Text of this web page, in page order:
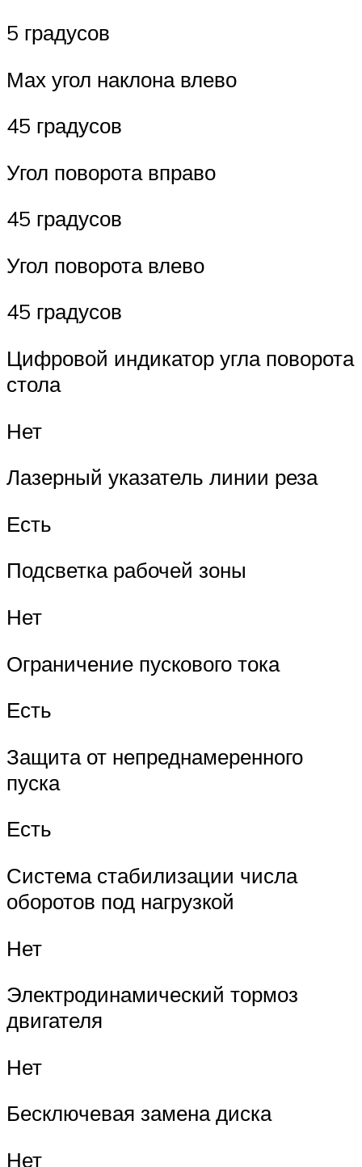
5 градусов
Мах угол наклона влево
45 градусов
Угол поворота вправо
45 градусов
Угол поворота влево
45 градусов
Цифровой индикатор угла поворота
стола
Нет
Лазерный указатель линии реза
Есть
Подсветка рабочей зоны
Нет
Ограничение пускового тока
Есть
Защита от непреднамеренного
пуска
Есть
Система стабилизации числа
оборотов под нагрузкой
Нет
Электродинамический тормоз
двигателя
Нет
Бесключевая замена диска
Нет